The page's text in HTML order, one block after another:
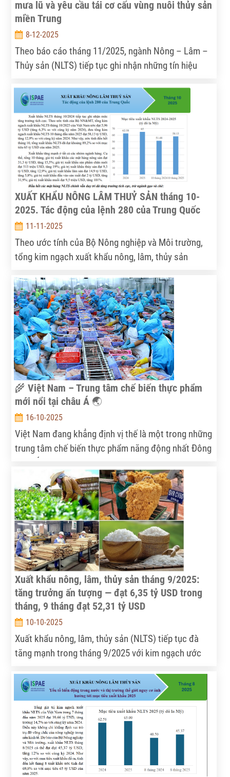
mưa lũ và yêu cầu tái cơ cấu vùng nuôi thủy sản
miền Trung
8-12-2025
Theo báo cáo tháng 11/2025, ngành Nông – Lâm –
Thủy sản (NLTS) tiếp tục ghi nhận những tín hiệu
tháng trước. Lũy kế 11 tháng đạt 64,01 tỷ USD,
tương đương 91,4% mục tiêu 70 tỷ USD của cả năm
—một kết quả khả quan trong bối cảnh nhiều thị
trường toàn cầu biến động.
XUẤT KHẨU NÔNG LÂM THUỶ SẢN tháng 10-
2025. Tác động của lệnh 280 của Trung Quốc
11-11-2025
Theo ước tính của Bộ Nông nghiệp và Môi trường,
tổng kim ngạch xuất khẩu nông, lâm, thủy sản
tăng 6,3% so với cùng kỳ năm 2024. Lũy kế 10 tháng
đầu năm, xuất khẩu NLTS đạt 58,13 tỷ USD, tăng
12,9%, tương đương 89,2% mục tiêu 65 tỷ USD của
năm 2025.
🌾 Việt Nam – Trung tâm chế biến thực phẩm
mới nổi tại châu Á 🌏
16-10-2025
Việt Nam đang khẳng định vị thế là một trong những
trung tâm chế biến thực phẩm năng động nhất Đông
tăng trưởng cao và chính sách hỗ trợ tích cực từ
Chính phủ. Báo cáo “Vietnam Country Profile” – tài
liệu do Bộ Công nghiệp Chế biến Thực phẩm Ấn Độ
công bố trong khuôn khổ World Food India 2025, đã
chọn Việt Nam làm “Quốc gia trọng tâm”, nhấn
mạnh tiềm năng hợp tác và đầu tư song phương
trong lĩnh vực chế biến thực phẩm.
Xuất khẩu nông, lâm, thủy sản tháng 9/2025:
tăng trưởng ấn tượng — đạt 6,35 tỷ USD trong
tháng, 9 tháng đạt 52,31 tỷ USD
10-10-2025
Xuất khẩu nông, lâm, thủy sản (NLTS) tiếp tục đà
tăng mạnh trong tháng 9/2025 với kim ngạch ước
USD, tương đương tăng 14% so với cùng kỳ 2024 —
tiến sát mục tiêu 65 tỷ USD cả năm. Báo cáo nêu rõ
điểm sáng ở nhóm cà phê, rau quả, hạt tiêu và gỗ,
đồng thời cảnh báo rủi ro đối với thủy sản do quy
định quốc tế.